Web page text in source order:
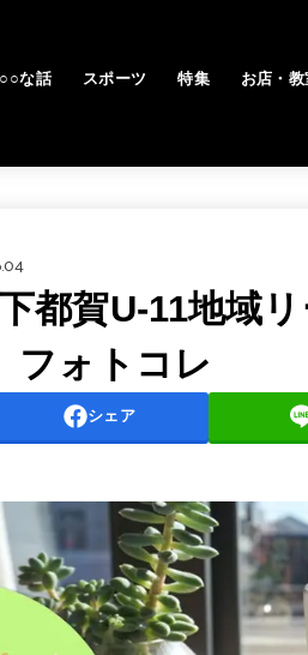
○○な話 スポーツ 特集 お店・
下都賀U-11地域
フォトコレ
シェア